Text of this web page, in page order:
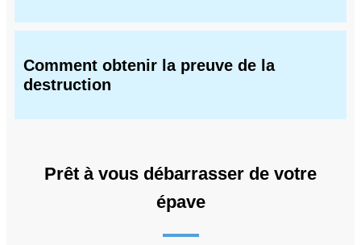
Comment obtenir la preuve de la
destruction
Prêt à vous débarrasser de votre
épave